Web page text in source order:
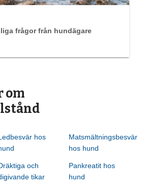
frågor från hundägare
om
hos
och
tikar
Matsmältningsbesvär
hos hund
Pankreatit hos
hund